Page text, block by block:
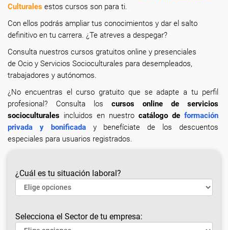
Culturales estos cursos son para ti.
Con ellos podrás ampliar tus conocimientos y dar el salto
definitivo en tu carrera. ¿Te atreves a despegar?
Consulta nuestros cursos gratuitos online y presenciales
de Ocio y Servicios Socioculturales para desempleados,
trabajadores y autónomos.
¿No encuentras el curso gratuito que se adapte a tu perfil
profesional? Consulta los cursos online de servicios
socioculturales incluidos en nuestrocatálogo de formación
privada y bonificaday benefíciate de los descuentos
especiales para usuarios registrados.
¿Cuál es tu situación laboral?
Selecciona el Sector de tu empresa: